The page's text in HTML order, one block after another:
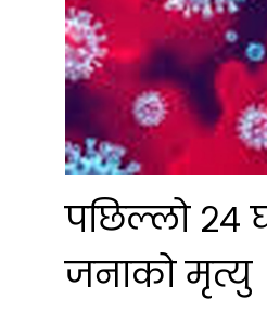
पछिल्लो २४
जनाको मृत्यु